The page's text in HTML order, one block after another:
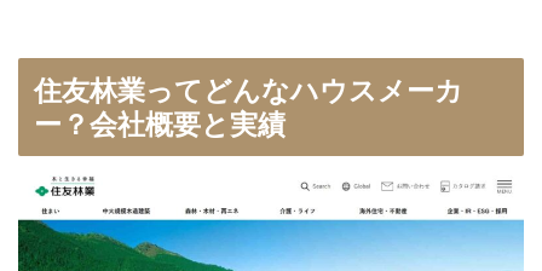
住友林業ってどんなハウスメーカ
ー？会社概要と実績